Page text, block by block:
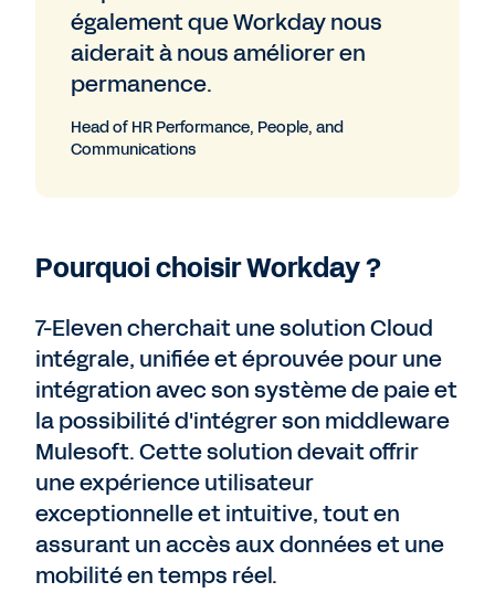
également que Workday nous
aiderait à nous améliorer en
permanence.
Head of HR Performance, People, and
Communications
Pourquoi choisir Workday ?
7-Eleven cherchait une solution Cloud
intégrale, unifiée et éprouvée pour une
intégration avec son système de paie et
la possibilité d'intégrer son middleware
Mulesoft. Cette solution devait offrir
une expérience utilisateur
exceptionnelle et intuitive, tout en
assurant un accès aux données et une
mobilité en temps réel.